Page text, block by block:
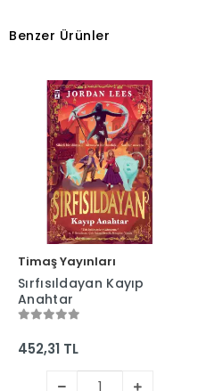
Benzer Ürünler
Timaş Yayınları
Sırfısıldayan Kayıp
Anahtar
452,31 TL